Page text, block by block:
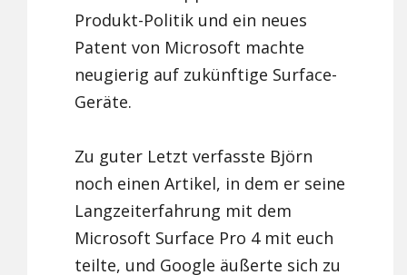
Produkt-Politik und ein neues
Patent von Microsoft machte
neugierig auf zukünftige Surface-
Geräte.
Zu guter Letzt verfasste Björn
noch einen Artikel, in dem er seine
Langzeiterfahrung mit dem
Microsoft Surface Pro 4 mit euch
teilte, und Google äußerte sich zu